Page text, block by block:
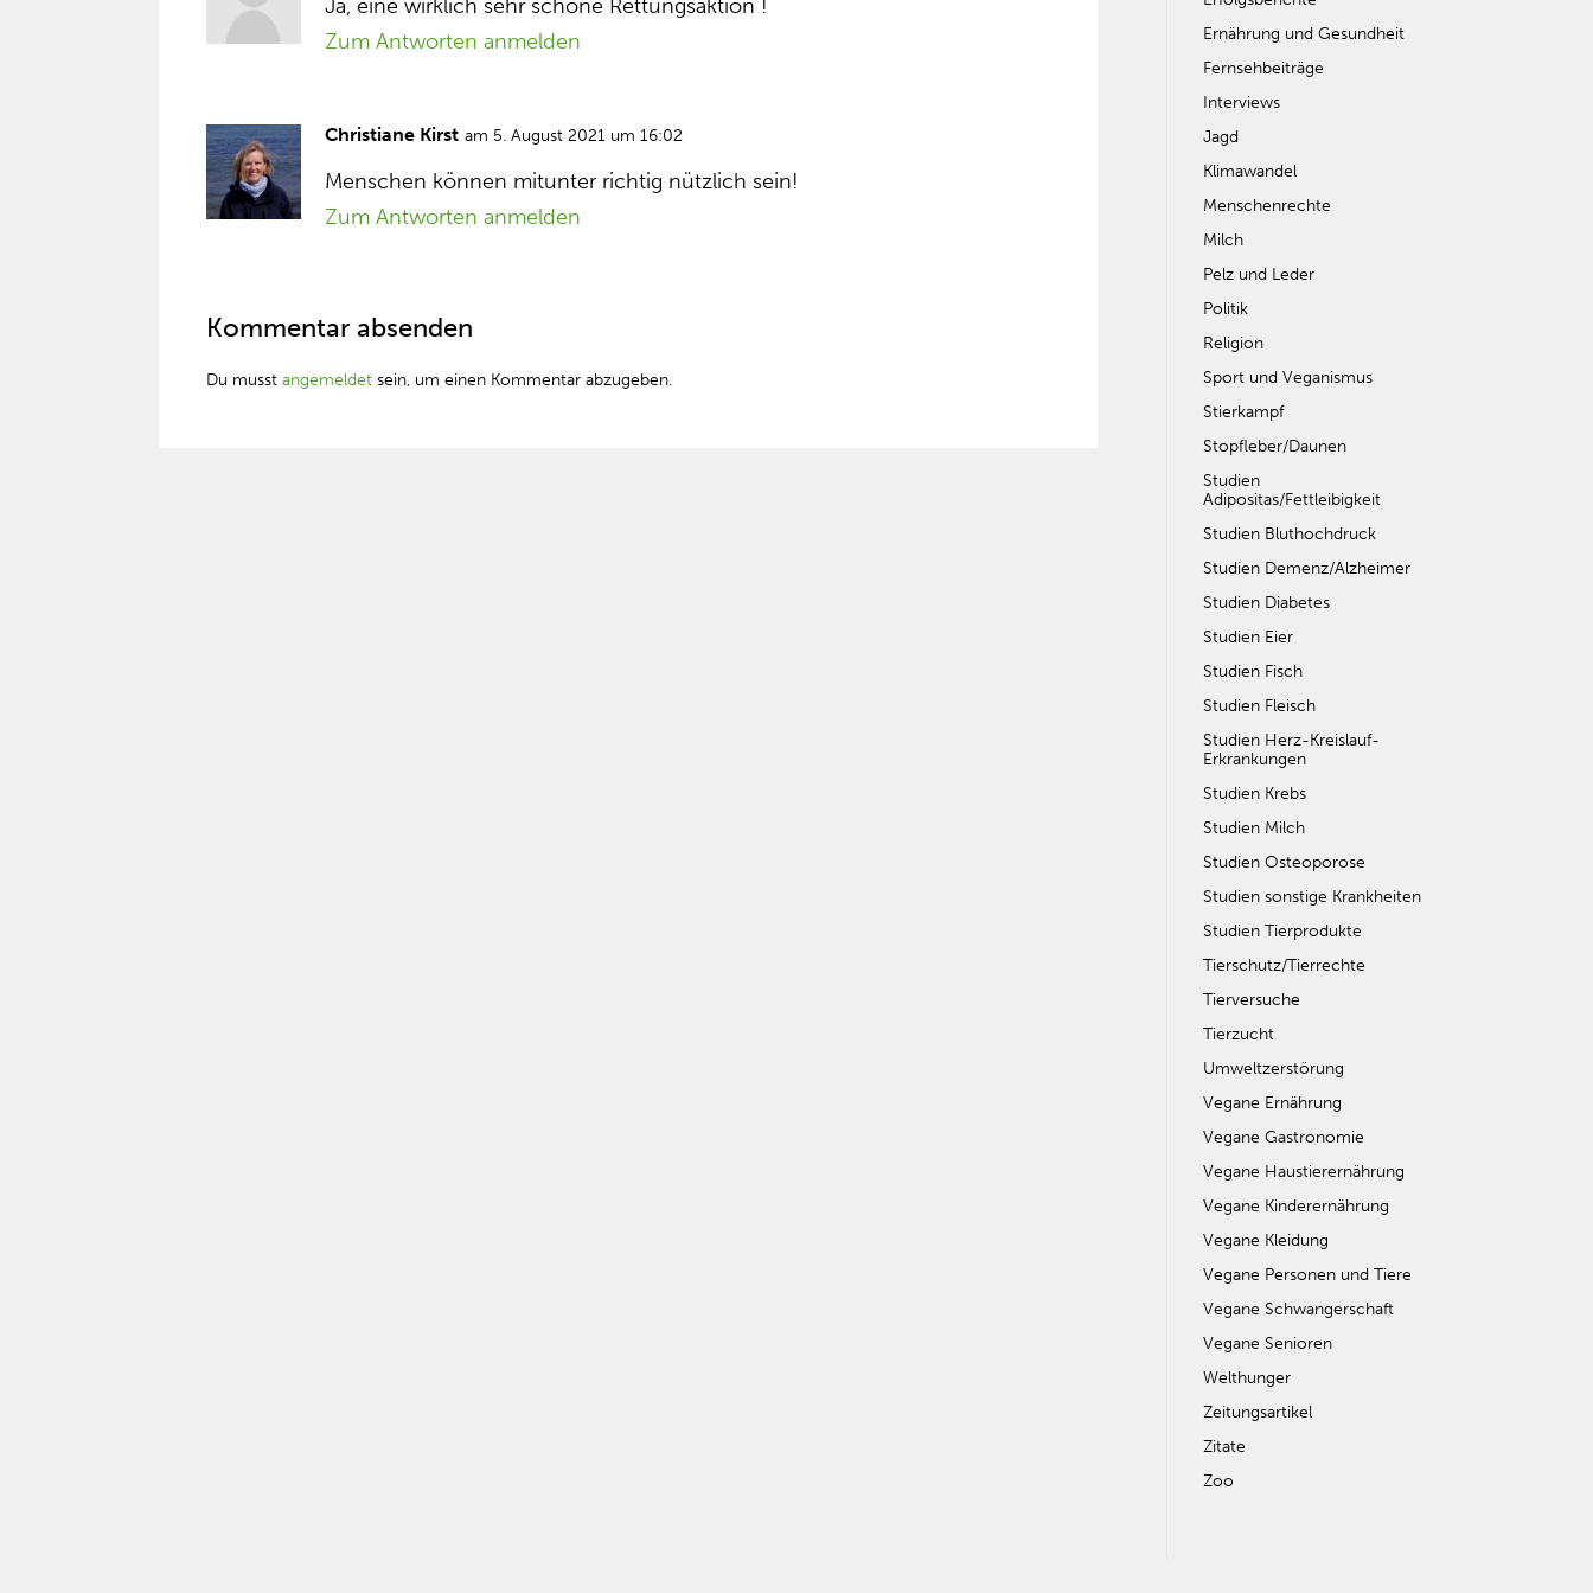
Ja, eine wirklich sehr schöne Rettungsaktion !
Zum Antworten anmelden
Christiane Kirst am 5. August 2021 um 16:02
Menschen können mitunter richtig nützlich sein!
Zum Antworten anmelden
Kommentar absenden
Du musstangemeldet sein, um einen Kommentar abzugeben.
Ernährung und Gesundheit
Fernsehbeiträge
Interviews
Jagd
Klimawandel
Menschenrechte
Milch
Pelz und Leder
Politik
Religion
Sport und Veganismus
Stierkampf
Stopfleber/Daunen
Studien
Adipositas/Fettleibigkeit
Studien Bluthochdruck
Studien Demenz/Alzheimer
Studien Diabetes
Studien Eier
Studien Fisch
Studien Fleisch
Studien Herz-Kreislauf-
Erkrankungen
Studien Krebs
Studien Milch
Studien Osteoporose
Studien sonstige Krankheiten
Studien Tierprodukte
Tierschutz/Tierrechte
Tierversuche
Tierzucht
Umweltzerstörung
Vegane Ernährung
Vegane Gastronomie
Vegane Haustierernährung
Vegane Kinderernährung
Vegane Kleidung
Vegane Personen und Tiere
Vegane Schwangerschaft
Vegane Senioren
Welthunger
Zeitungsartikel
Zitate
Zoo